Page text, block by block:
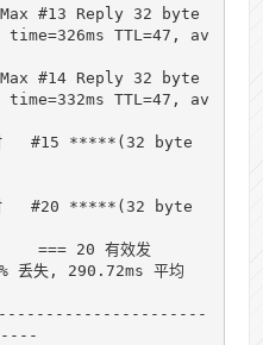
#13 Reply 32 byte
TTL=47, av
#14 Reply 32 byte
TTL=47, av
#15 *****(32 byte
#20 *****(32 byte
=== 20 有效发
丢失, 290.72ms 平均